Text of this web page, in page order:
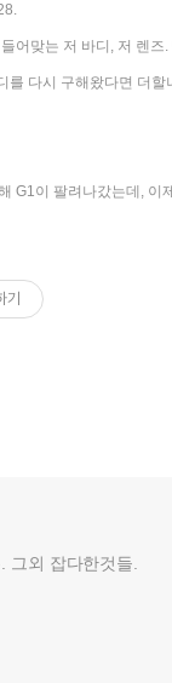
어맞는 저 바디, 저 렌
를 다시 구해왔다면 더
G1이 팔려나갔는데, 이
기
그외 잡다한것들.